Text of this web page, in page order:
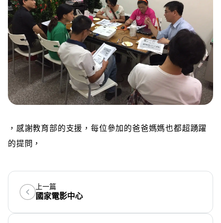
，感謝教育部的支援，每位參加的爸爸媽媽也都超踴躍
的提問，
上一篇
國家電影中心